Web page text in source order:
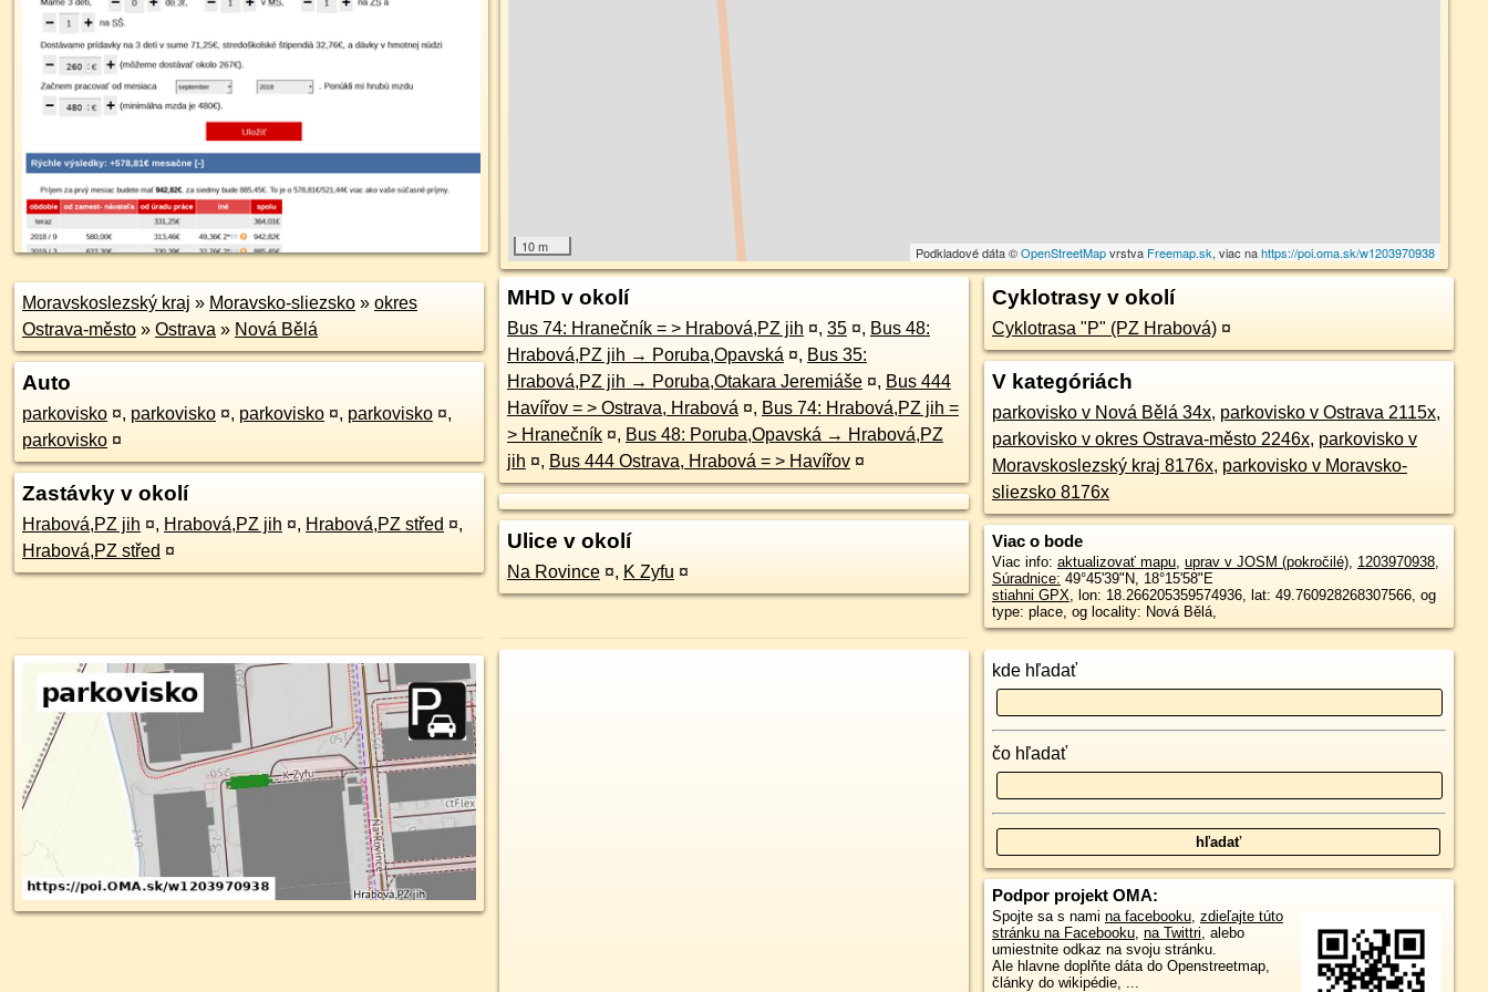
10 m Podkladové dáta ©OpenStreetMapvrstva Freemap.sk, viac nahttps://poi.oma.sk/w1203970938
Moravskoslezský kraj » Moravsko-sliezsko » okres
Ostrava-město » Ostrava » Nová Bělá
Auto
parkovisko ¤, parkovisko ¤, parkovisko ¤, parkovisko ¤,
parkovisko ¤
Zastávky v okolí
Hrabová,PZ jih ¤, Hrabová,PZ jih ¤, Hrabová,PZ střed ¤,
Hrabová,PZ střed ¤
MHD v okolí
Bus 74: Hranečník = > Hrabová,PZ jih ¤, 35 ¤, Bus 48:
Hrabová,PZ jih → Poruba,Opavská ¤, Bus 35:
Hrabová,PZ jih → Poruba,Otakara Jeremiáše ¤, Bus 444
Havířov = > Ostrava, Hrabová ¤, Bus 74: Hrabová,PZ jih =
> Hranečník ¤, Bus 48: Poruba,Opavská → Hrabová,PZ
jih ¤, Bus 444 Ostrava, Hrabová = > Havířov ¤
Ulice v okolí
Na Rovince ¤, K Zyfu ¤
Cyklotrasy v okolí
Cyklotrasa "P" (PZ Hrabová) ¤
V kategóriách
parkovisko v Nová Bělá 34x, parkovisko v Ostrava 2115x,
parkovisko v okres Ostrava-město 2246x, parkovisko v
Moravskoslezský kraj 8176x, parkovisko v Moravsko-
sliezsko 8176x
Viac o bode
Viac info: aktualizovať mapu, uprav v JOSM (pokročilé), 1203970938,
Súradnice: 49°45'39"N, 18°15'58"E
stiahni GPX, lon: 18.266205359574936, lat: 49.760928268307566, og
type: place, og locality: Nová Bělá,
kde hľadať
čo hľadať
Podpor projekt OMA:
Spojte sa s nami na facebooku, zdieľajte túto
stránku na Facebooku, na Twittri, alebo
umiestnite odkaz na svoju stránku.
Ale hlavne doplňte dáta do Openstreetmap,
články do wikipédie, ...